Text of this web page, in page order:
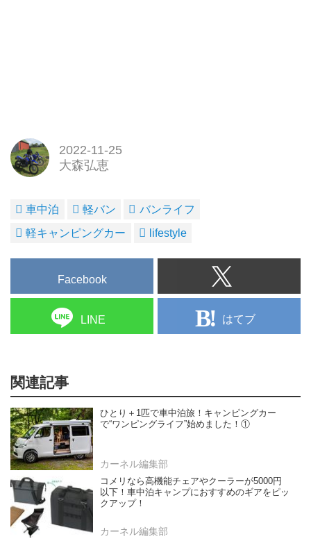
2022-11-25
大森弘恵
車中泊 軽バン
バンライフ
軽キャンピングカー
lifestyle
Facebook
LINE はてブ
関連記事
ひとり＋1匹で車中泊旅！キャンピングカー
で“ワンピングライフ”始めました！①
カーネル編集部
コメリなら高機能チェアやクーラーが5000円
以下！車中泊キャンプにおすすめのギアをピッ
クアップ！
カーネル編集部